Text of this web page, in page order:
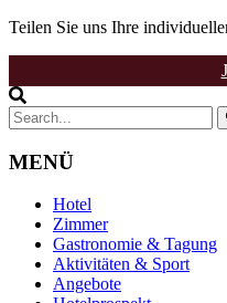
Teilen Sie uns Ihre
MENÜ
Hotel
Zimmer
Gastronomie & Tagung
Aktivitäten & Sport
Angebote